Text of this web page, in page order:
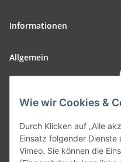
Wie wir Cookies &
Durch Klicken auf „Alle
Einsatz folgender Dienste
Vimeo. Sie können die
Informationen
Allgemein
SmoliTec - Safety.